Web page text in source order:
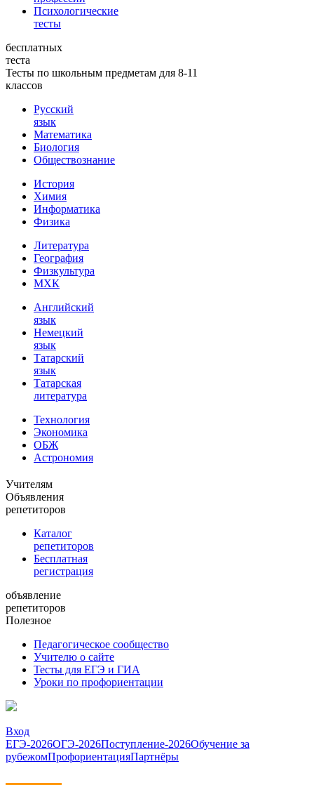
Психологические
тесты
бесплатных
теста
Тесты по школьным предметам для 8-11
классов
Русский
язык
Математика
Биология
Обществознание
История
Химия
Информатика
Физика
Литература
География
Физкультура
МХК
Английский
язык
Немецкий
язык
Татарский
язык
Татарская
литература
Технология
Экономика
ОБЖ
Астрономия
Учителям
Объявления
репетиторов
Каталог
репетиторов
Бесплатная
регистрация
объявление
репетиторов
Полезное
Педагогическое сообщество
Учителю о сайте
Тесты для ЕГЭ и ГИА
Уроки по профориентации
Вход
ЕГЭ-2026ОГЭ-2026Поступление-2026Обучение за
рубежомПрофориентацияПартнёры